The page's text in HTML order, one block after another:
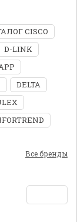
CISCO
D-LINK
DELTA
Все бренды